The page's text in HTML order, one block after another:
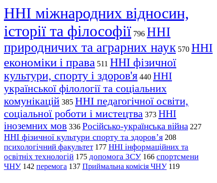
ННІ міжнародних відносин,
історії та філософії 796 ННІ
природничих та аграрних наук 570 ННІ
економіки і права 511 ННІ фізичної
культури, спорту і здоров'я 440 ННІ
української філології та соціальних
комунікацій 385 ННІ педагогічної освіти,
соціальної роботи і мистецтва 373 ННІ
іноземних мов 336 Російсько-українська війна 227
ННІ фізичної культури спорту та здоров’я 208
психологічний факультет 177 ННІ інформаційних та
освітніх технологій 175 допомога ЗСУ 166 спортсмени
ЧНУ 142 перемога 137 Приймальна комісія ЧНУ 119